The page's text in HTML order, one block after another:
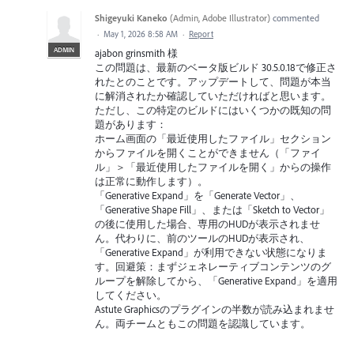
ADMIN
Shigeyuki Kaneko (Admin, Adobe Illustrator) commented
· May 1, 2026 8:58 AM · Report
ajabon grinsmith 様
この問題は、最新のベータ版ビルド 30.5.0.18で修正さ
れたとのことです。アップデートして、問題が本当
に解消されたか確認していただければと思います。
ただし、この特定のビルドにはいくつかの既知の問
題があります：
ホーム画面の「最近使用したファイル」セクション
からファイルを開くことができません（「ファイ
ル」＞「最近使用したファイルを開く」からの操作
は正常に動作します）。
「Generative Expand」を「Generate Vector」、
「Generative Shape Fill」、または「Sketch to Vector」
の後に使用した場合、専用のHUDが表示されませ
ん。代わりに、前のツールのHUDが表示され、
「Generative Expand」が利用できない状態になりま
す。回避策：まずジェネレーティブコンテンツのグ
ループを解除してから、「Generative Expand」を適用
してください。
Astute Graphicsのプラグインの半数が読み込まれませ
ん。両チームともこの問題を認識しています。